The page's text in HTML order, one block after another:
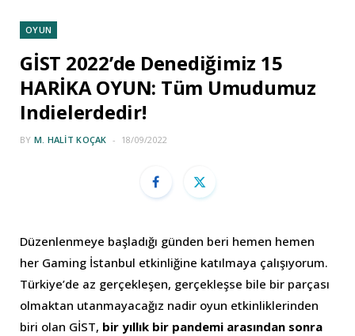
OYUN
GİST 2022’de Denediğimiz 15
HARİKA OYUN: Tüm Umudumuz
Indielerdedir!
BY M. HALIT KOÇAK 18/09/2022
Düzenlenmeye başladığı günden beri hemen hemen
her Gaming İstanbul etkinliğine katılmaya çalışıyorum.
Türkiye’de az gerçekleşen, gerçekleşse bile bir parçası
olmaktan utanmayacağız nadir oyun etkinliklerinden
biri olan GİST, bir yıllık bir pandemi arasından sonra